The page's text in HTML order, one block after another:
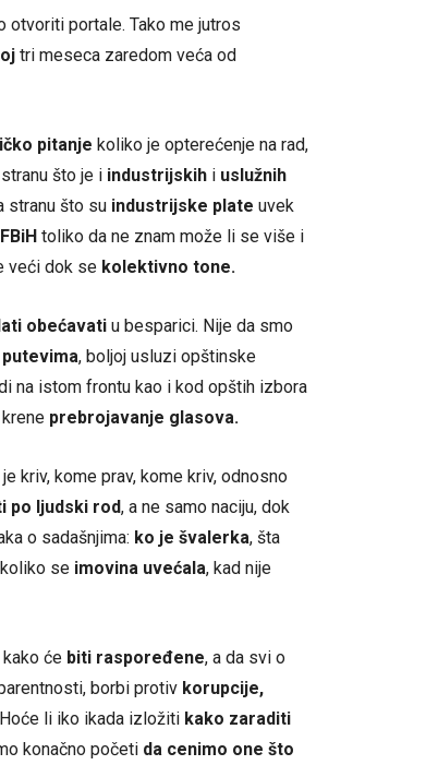
otvoriti portale. Tako me jutros
tri meseca zaredom veća od
pitanje koliko je opterećenje na rad,
što je i industrijskih i uslužnih
stranu što su industrijske plate uvek
toliko da ne znam može li se više i
veći dok se kolektivno tone.
obećavati u besparici. Nije da smo
, boljoj usluzi opštinske
na istom frontu kao i kod opštih izbora
prebrojavanje glasova.
je kriv, kome prav, kome kriv, odnosno
po ljudski rod, a ne samo naciju, dok
o sadašnjima: ko je švalerka, šta
koliko se imovina uvećala, kad nije
kako će biti raspoređene, a da svi o
borbi protiv korupcije,
li iko ikada izložiti kako zaraditi
konačno početi da cenimo one što